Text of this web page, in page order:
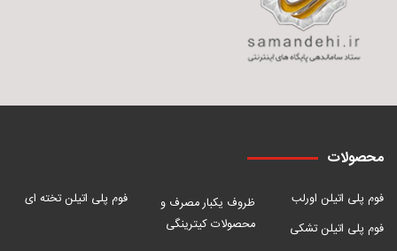
محصولات
فوم پلی اتیلن اورلب
فوم پلی اتیلن تشکی
ظروف یکبار مصرف و
محصولات کیترینگی
فوم پلی اتیلن تخته ای